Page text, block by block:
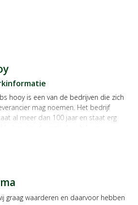
hooy is een van de bedrijven die zich
mag noemen. Het bedrijf
al meer dan 100 jaar en staat erg
kwaliteit.
je nog vragen hebben over de Jacob
graag waarderen en daarvoor hebben